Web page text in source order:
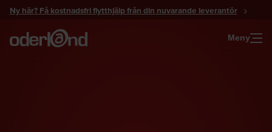
Gå
innehåll
Ny här? Få kostnadsfri flytthjälp från din nuvarande leverantör
Meny